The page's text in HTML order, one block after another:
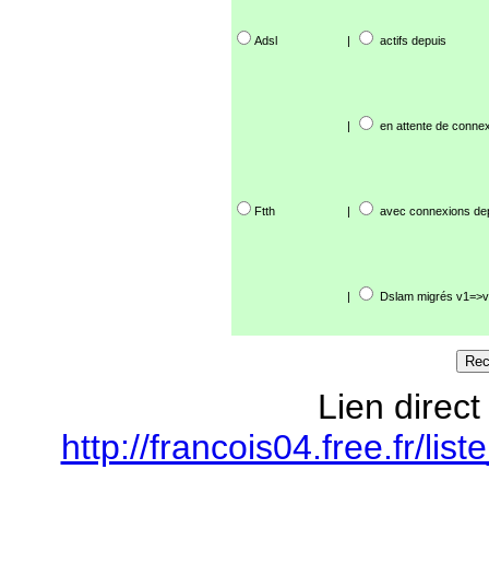
Adsl | actifs depuis
| en attente de
Ftth | avec connexions
| Dslam migrés
Lien
http://francois04.free.fr/